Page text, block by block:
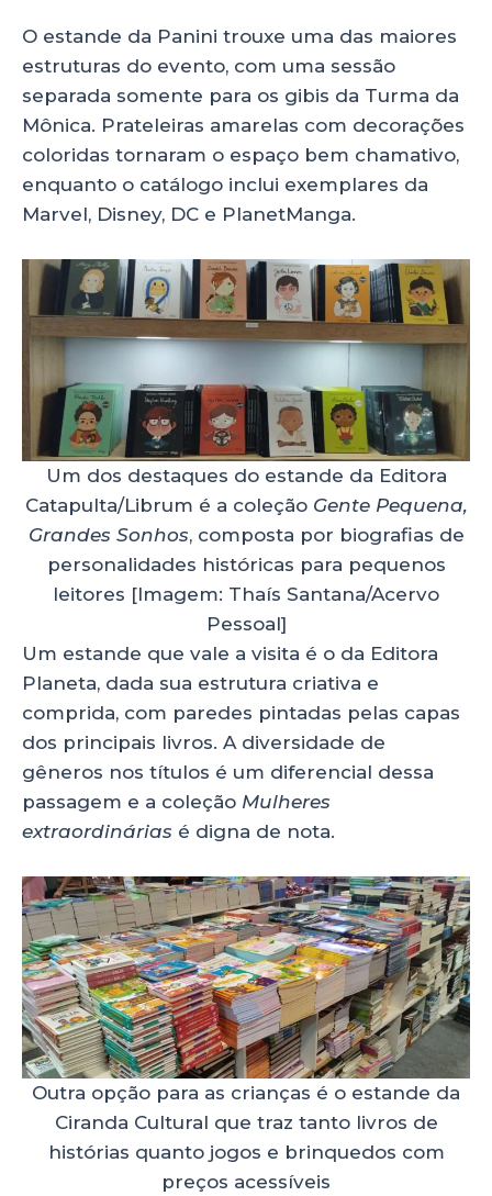
O estande da Panini trouxe uma das maiores
estruturas do evento, com uma sessão
separada somente para os gibis da Turma da
Mônica. Prateleiras amarelas com decorações
coloridas tornaram o espaço bem chamativo,
enquanto o catálogo inclui exemplares da
Marvel, Disney, DC e PlanetManga.
Um dos destaques do estande da Editora
Catapulta/Librum é a coleção Gente Pequena,
Grandes Sonhos, composta por biografias de
personalidades históricas para pequenos
leitores [Imagem: Thaís Santana/Acervo
Pessoal]
Um estande que vale a visita é o da Editora
Planeta, dada sua estrutura criativa e
comprida, com paredes pintadas pelas capas
dos principais livros. A diversidade de
gêneros nos títulos é um diferencial dessa
passagem e a coleção Mulheres
extraordinárias é digna de nota.
Outra opção para as crianças é o estande da
Ciranda Cultural que traz tanto livros de
histórias quanto jogos e brinquedos com
preços acessíveis